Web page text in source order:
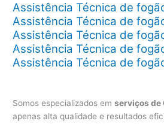
Assistência Técnica de
Assistência Técnica de
Assistência Técnica de
Assistência Técnica de
Assistência Técnica de
Somos especializados emserviços de
apenas alta qualidade e resultados